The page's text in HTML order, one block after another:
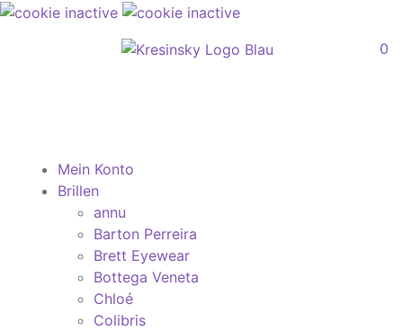
0
Mein Konto
Brillen
annu
Barton Perreira
Brett Eyewear
Bottega Veneta
Chloé
Colibris